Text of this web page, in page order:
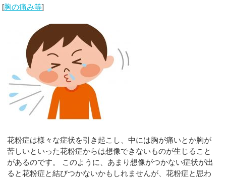
[胸の痛み等]
花粉症は様々な症状を引き起こし、中には胸が痛いとか胸が
苦しいといった花粉症からは想像できないものが生じること
があるのです。 このように、あまり想像がつかない症状が出
ると花粉症と結びつかないかもしれませんが、花粉症と思わ